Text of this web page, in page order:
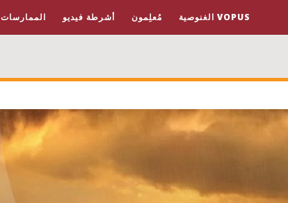
VOPUS الغنوصية مُعلِمون أشرطة فيديو الممارسات